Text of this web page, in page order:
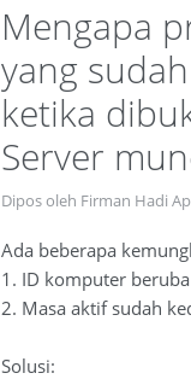
Mengapa
yang
ketika
Server
Dipos oleh Firman Hadi
Ada beberapa
1. ID komputer
2. Masa aktif sudah
Solusi: